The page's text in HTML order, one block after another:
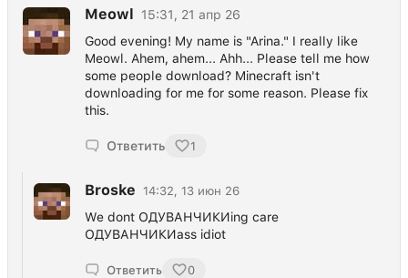
Meowl
15:31, 21 апр 26
Good evening! My name is "Arina." I really like
Meowl. Ahem, ahem... Ahh... Please tell me how
some people download? Minecraft isn't
downloading for me for some reason. Please fix
this.
Ответить 1
Broske 14:32, 13 июн 26
We dont ОДУВАНЧИКИing care
ОДУВАНЧИКИass idiot
Ответить 0